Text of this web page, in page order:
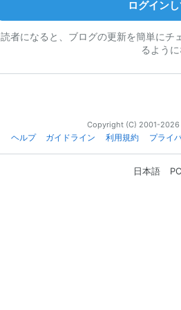
ログイン
読者になると、ブログの更新を簡単にチ
るように
Copyright (C) 2001-2026
ヘルプ
ガイドライン 利用規約 プライ
日本語